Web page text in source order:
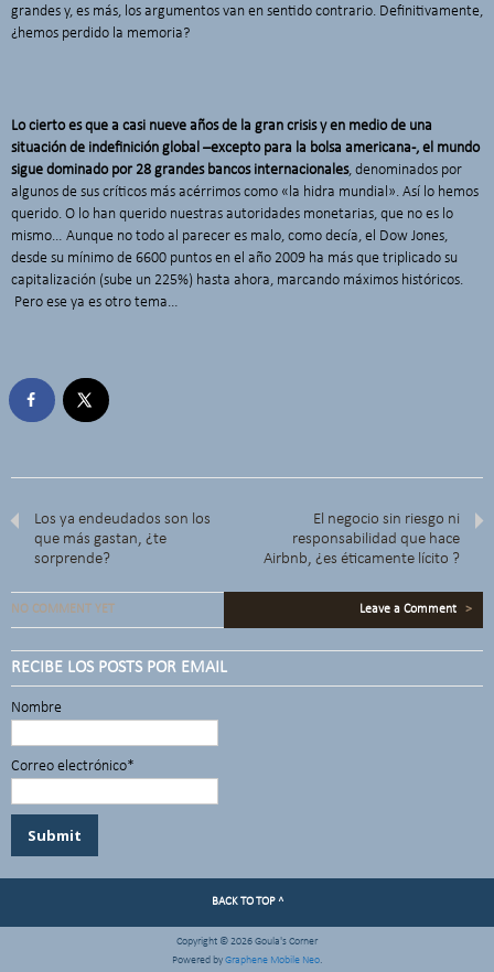
grandes y, es más, los argumentos van en sentido contrario. Definitivamente,
¿hemos perdido la memoria?
Lo cierto es que a casi nueve años de la gran crisis y en medio de una
situación de indefinición global –excepto para la bolsa americana-, el mundo
sigue dominado por 28 grandes bancos internacionales, denominados por
algunos de sus críticos más acérrimos como «la hidra mundial». Así lo hemos
querido. O lo han querido nuestras autoridades monetarias, que no es lo
mismo… Aunque no todo al parecer es malo, como decía, el Dow Jones,
desde su mínimo de 6600 puntos en el año 2009 ha más que triplicado su
capitalización (sube un 225%) hasta ahora, marcando máximos históricos.
Pero ese ya es otro tema…
Los ya endeudados son los
que más gastan, ¿te
sorprende?
El negocio sin riesgo ni
responsabilidad que hace
Airbnb, ¿es éticamente lícito ?
NO COMMENT YET Leave a Comment >
RECIBE LOS POSTS POR EMAIL
Nombre
Correo electrónico*
BACK TO TOP ^
Copyright © 2026 Goula's Corner
Powered byGraphene Mobile Neo.